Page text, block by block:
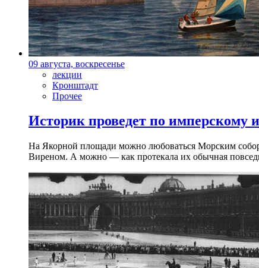
09 августа, воскресенье
лекции
Кронштадт
Прочее
Историк проведет по имперскому
На Якорной площади можно любоваться Морским
Виреном. А можно — как протекала их обычная